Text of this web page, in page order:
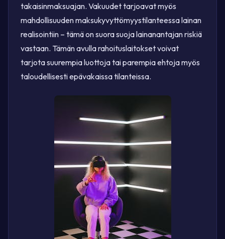
takaisinmaksuajan. Vakuudet tarjoavat myös
mahdollisuuden maksukyvyttömyystilanteessa lainan
realisointiin – tämä on suora suoja lainanantajan riskiä
vastaan. Tämän avulla rahoituslaitokset voivat
tarjota suurempia luottoja tai parempia ehtoja myös
taloudellisesti epävakaissa tilanteissa.